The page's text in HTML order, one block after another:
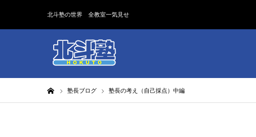
北斗塾の世界 全教室一気見せ
塾長ブログ 塾長の考え（自己採点）中編